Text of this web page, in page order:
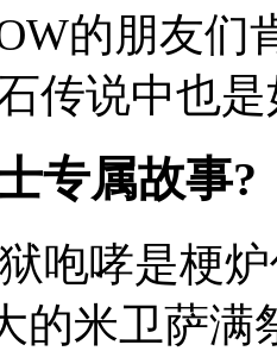
的朋友们
传说中也
专属故事?
咆哮是梗
的米卫萨